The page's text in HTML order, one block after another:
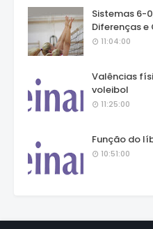
Sistemas 6-
Diferenças e
11:04:00
Valências
voleibol
11:25:00
Função do
10:51:00